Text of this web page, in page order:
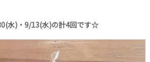
水)・9/13(水)の計4回です☆